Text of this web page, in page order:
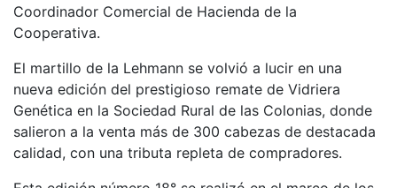
Coordinador Comercial de Hacienda de la
Cooperativa.
El martillo de la Lehmann se volvió a lucir en una
nueva edición del prestigioso remate de Vidriera
Genética en la Sociedad Rural de las Colonias, donde
salieron a la venta más de 300 cabezas de destacada
calidad, con una tributa repleta de compradores.